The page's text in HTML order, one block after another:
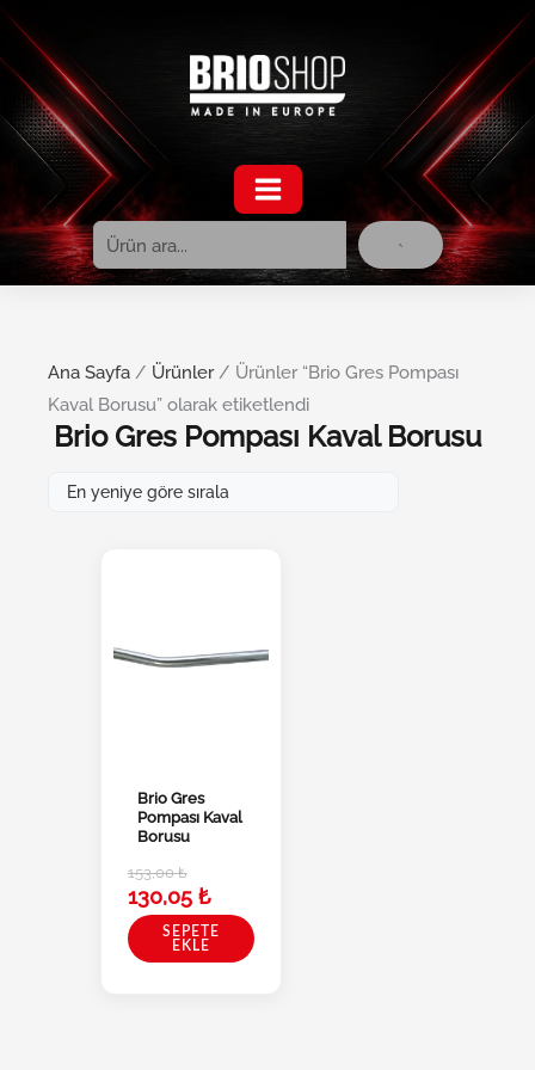
İçeriğe
Ana Sayfa / Ürünler/ Ürünler “Brio Gres Pompası
Kaval Borusu” olarak etiketlendi
Brio Gres Pompası Kaval Borusu
Brio Gres
Pompası Kaval
Borusu
153,00₺
130,05 ₺
SEPETE
EKLE